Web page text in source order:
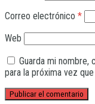
Correo electrónico *
Web
Guarda mi
para la próxima vez